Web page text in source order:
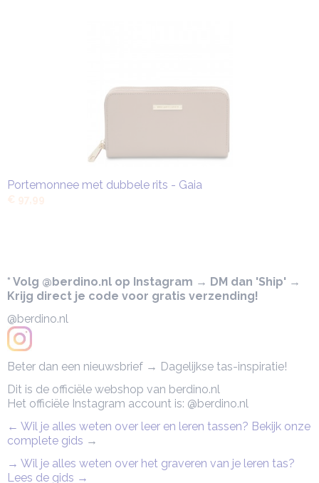
Portemonnee met dubbele rits - Gaia
€ 97,99
* Volg @berdino.nl op Instagram → DM dan 'Ship' →
Krijg direct je code voor gratis verzending!
@berdino.nl
Beter dan een nieuwsbrief → Dagelijkse tas-inspiratie!
Dit is de officiële webshop van berdino.nl
Het officiële Instagram account is: @berdino.nl
← Wil je alles weten over leer en leren tassen? Bekijk onze
complete gids →
→ Wil je alles weten over het graveren van je leren tas?
Lees de gids →